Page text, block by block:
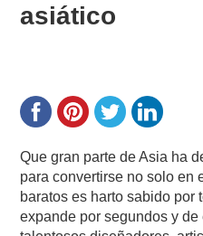
asiático
Que gran parte de Asia ha
para convertirse no solo en
baratos es harto sabido por
expande por segundos y